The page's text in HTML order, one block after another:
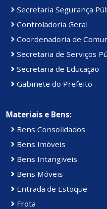
Secretaria Segurança
Controladoria Geral
Coordenadoria de
Secretaria de Serviços
Secretaria de Educação
Gabinete do Prefeito
Materiais e Bens:
Bens Consolidados
Bens Imóveis
Bens Intangiveis
Bens Móveis
Entrada de Estoque
Frota